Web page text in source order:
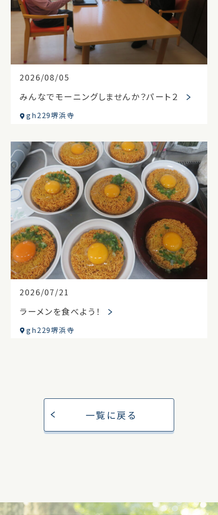
2026/08/05
みんなでモーニングしませんか？パート２
gh229堺浜寺
2026/07/21
ラーメンを食べよう！
gh229堺浜寺
一覧に戻る